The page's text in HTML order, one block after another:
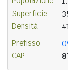
Superficie
Densità
Prefisso
CAP